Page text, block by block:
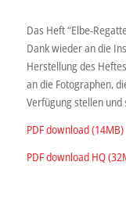
Das Heft “Elbe-
Dank wieder an die
Herstellung des
an die Fotographen,
Verfügung stellen
PDF download (14MB)
PDF download HQ